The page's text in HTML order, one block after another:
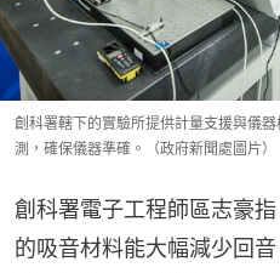
創科署轄下的實驗所提供計量支援與儀
測，確保儀器準確。（政府新聞處圖片）
創科署電子工程師區志豪
的吸音材料能大幅減少回